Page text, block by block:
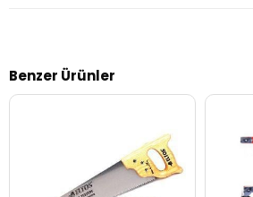
Benzer Ürünler